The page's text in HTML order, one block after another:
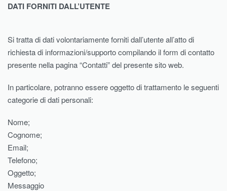
DATI FORNITI DALL’UTENTE
Si tratta di dati volontariamente forniti dall’utente all’atto di
richiesta di informazioni/supporto compilando il form di contatto
presente nella pagina “Contatti” del presente sito web.
In particolare, potranno essere oggetto di trattamento le seguenti
categorie di dati personali:
Nome;
Cognome;
Email;
Telefono;
Oggetto;
Messaggio